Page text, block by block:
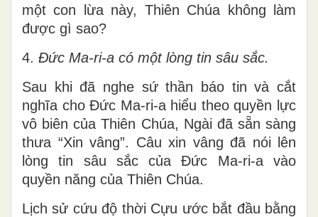
một con lừa này, Thiên Chúa không làm
được gì sao?
4. Đức Ma-ri-a có một lòng tin sâu sắc.
Sau khi đã nghe sứ thần báo tin và cắt
nghĩa cho Đức Ma-ri-a hiểu theo quyền lực
vô biên của Thiên Chúa, Ngài đã sẵn sàng
thưa “Xin vâng”. Câu xin vâng đã nói lên
lòng tin sâu sắc của Đức Ma-ri-a vào
quyền năng của Thiên Chúa.
Lịch sử cứu độ thời Cựu ước bắt đầu bằng